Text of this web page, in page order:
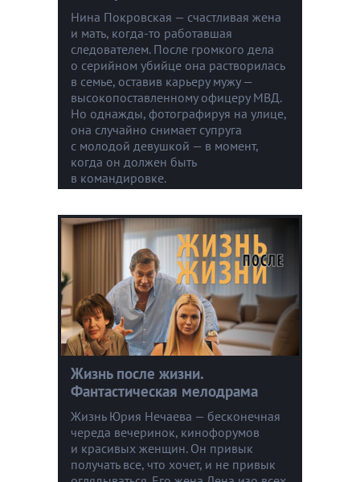
Нина Покровская — счастливая жена
и мать, когда-то работавшая
следователем. После громкого дела
о серийном убийце она растворилась
в семье, оставив карьеру мужу —
высокопоставленному офицеру МВД.
Но однажды, фотографируя на улице,
она случайно снимает супруга
с молодой девушкой — в момент,
когда он должен быть
в командировке.
Жизнь после жизни.
Фантастическая мелодрама
Жизнь Юрия Нечаева — бесконечная
череда вечеринок, кинофорумов
и красивых женщин. Он привык
получать все, что хочет, и не привык